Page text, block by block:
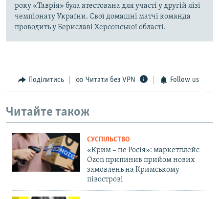
року «Таврія» була атестована для участі у другій лізі
чемпіонату України. Свої домашні матчі команда
проводить у Бериславі Херсонської області.
Поділитись Читати без VPN Follow us
Читайте також
СУСПІЛЬСТВО
«Крим – не Росія»: маркетплейс
Ozon припинив прийом нових
замовлень на Кримському
півострові